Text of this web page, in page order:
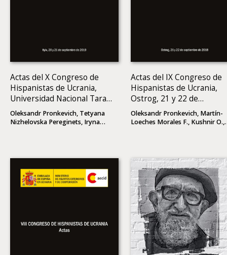
Actas del X Congreso de
Hispanistas de Ucrania,
Universidad Nacional Taras
Shevchenko de Kyiv, 20 y
21 de septiembre de 2019
Oleksandr Pronkevich, Tetyana
Nizhelovska Pereginets, Iryna
Actas del IX Congreso de
Hispanistas de Ucrania,
Ostrog, 21 y 22 de
septiembre de 2018
Oleksandr Pronkevich, Martín-
Loeches Morales F., Kushnir O.,